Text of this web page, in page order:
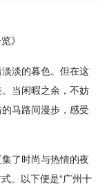
》
淡的暮色。但在这
当闲暇之余，不妨
马路间漫步，感受
了时尚与热情的夜
。以下便是“广州十